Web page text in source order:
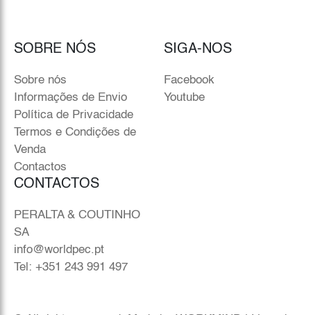
SOBRE NÓS
Sobre nós
Informações de Envio
Política de Privacidade
Termos e Condições de
Venda
Contactos
SIGA-NOS
Facebook
Youtube
CONTACTOS
PERALTA & COUTINHO
SA
info@worldpec.pt
Tel: +351 243 991 497